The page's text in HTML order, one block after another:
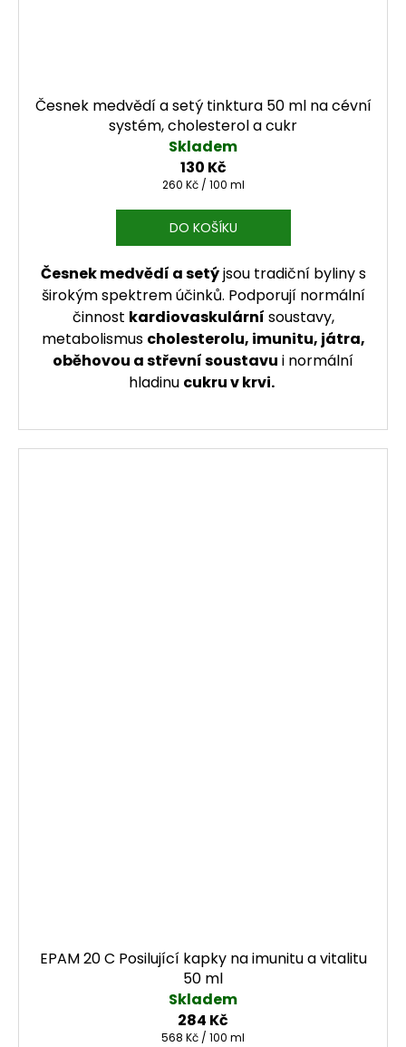
Česnek medvědí a setý tinktura 50 ml na cévní
systém, cholesterol a cukr
Skladem
130 Kč
Měrná cena:
260 Kč / 100 ml
DO KOŠÍKU
Česnek medvědí a setýjsou tradiční byliny s
širokým spektrem účinků. Podporují normální
činnost kardiovaskulární soustavy,
metabolismus cholesterolu, imunitu, játra,
oběhovou a střevní soustavu i normální
hladinu cukru v krvi.
EPAM 20 C Posilující kapky na imunitu a vitalitu
50 ml
Skladem
284 Kč
Měrná cena:
568 Kč / 100 ml